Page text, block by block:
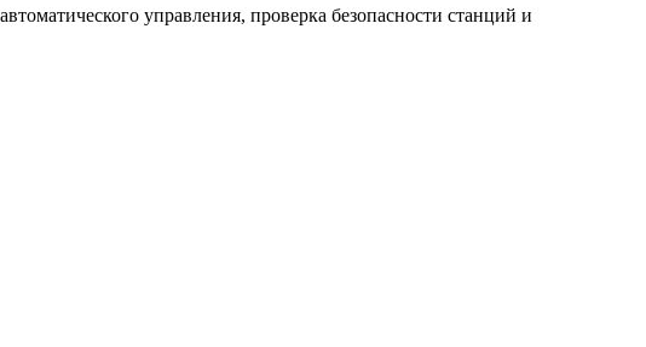
управления, проверка безопасности станций и